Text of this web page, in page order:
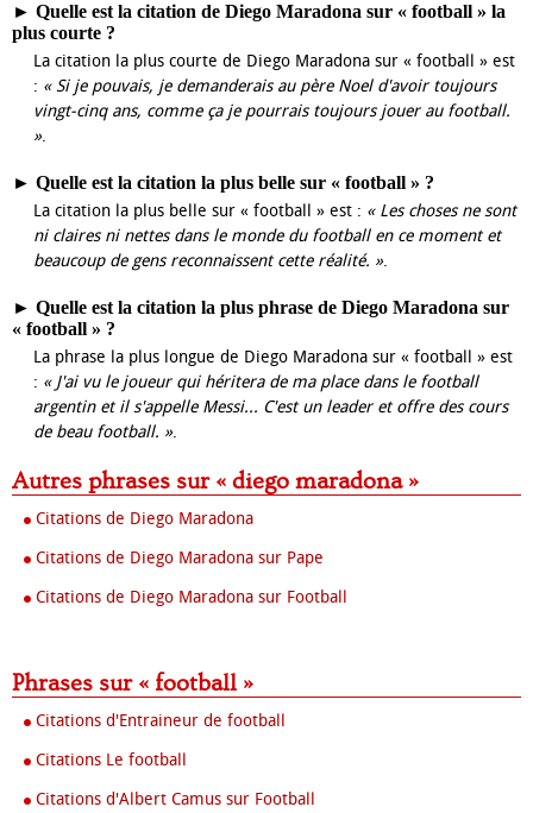
► Quelle est la citation de Diego Maradona sur « football » la
plus courte ?
La citation la plus courte de Diego Maradona sur « football » est
: « Si je pouvais, je demanderais au père Noel d'avoir toujours
vingt-cinq ans, comme ça je pourrais toujours jouer au football.
».
► Quelle est la citation la plus belle sur « football » ?
La citation la plus belle sur « football » est : « Les choses ne sont
ni claires ni nettes dans le monde du football en ce moment et
beaucoup de gens reconnaissent cette réalité. ».
► Quelle est la citation la plus phrase de Diego Maradona sur
« football » ?
La phrase la plus longue de Diego Maradona sur « football » est
: « J'ai vu le joueur qui héritera de ma place dans le football
argentin et il s'appelle Messi... C'est un leader et offre des cours
de beau football. ».
Autres phrases sur « diego maradona »
Citations de Diego Maradona
Citations de Diego Maradona sur Pape
Citations de Diego Maradona sur Football
Phrases sur « football »
Citations d'Entraineur de football
Citations Le football
Citations d'Albert Camus sur Football